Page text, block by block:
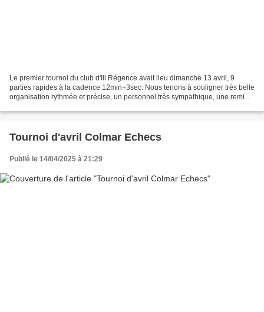
Le premier tournoi du club d'Ill Régence avait lieu dimanche 13 avril, 9
parties rapides à la cadence 12min+3sec. Nous tenons à souligner très belle
organisation rythmée et précise, un personnel très sympathique, une remise
Tournoi d'avril Colmar Echecs
Publié le 14/04/2025 à 21:29